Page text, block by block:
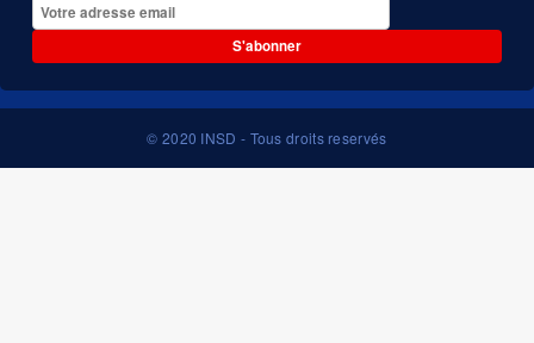
S'abonner
© 2020 INSD - Tous droits reservés